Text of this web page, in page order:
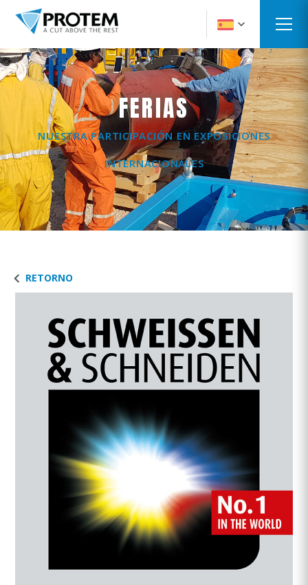
FERIAS
NUESTRA PARTICIPACIÓN EN EXPOSICIONES
INTERNACIONALES
RETORNO